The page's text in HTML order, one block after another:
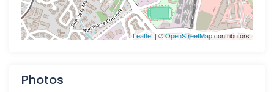
Leaflet| ©OpenStreetMapcontributors
Photos